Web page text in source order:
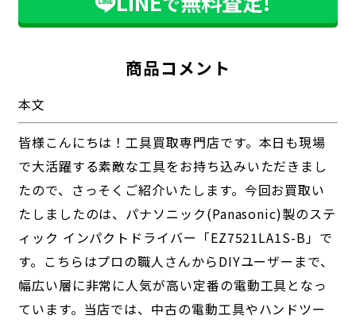
商品コメント
本文
皆様こんにちは！工具買取専門店です。本日も現場
で大活躍する素敵な工具をお持ち込みいただきまし
たので、さっそくご紹介いたします。今回お買取い
たしましたのは、パナソニック(Panasonic)製のステ
ィック インパクトドライバー「EZ7521LA1S-B」で
す。こちらはプロの職人さんからDIYユーザーまで、
幅広い層に非常に人気が高い定番の電動工具となっ
ています。当店では、中古の電動工具やハンドツー